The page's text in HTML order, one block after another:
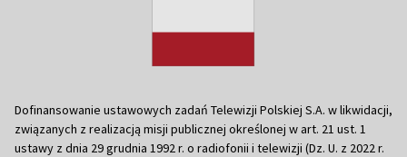
Dofinansowanie ustawowych zadań Telewizji Polskiej S.A. w likwidacji,
związanych z realizacją misji publicznej określonej w art. 21 ust. 1
ustawy z dnia 29 grudnia 1992 r. o radiofonii i telewizji (Dz. U. z 2022 r.